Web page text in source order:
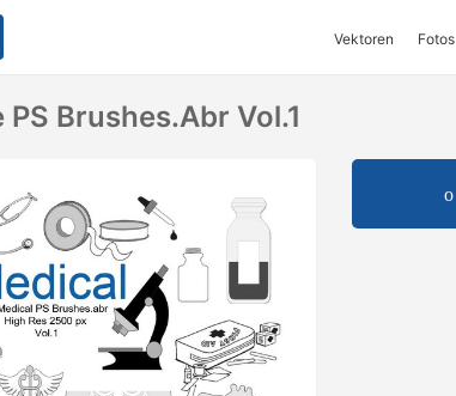
Vektoren Fotos
Brushes.abr Vol.1